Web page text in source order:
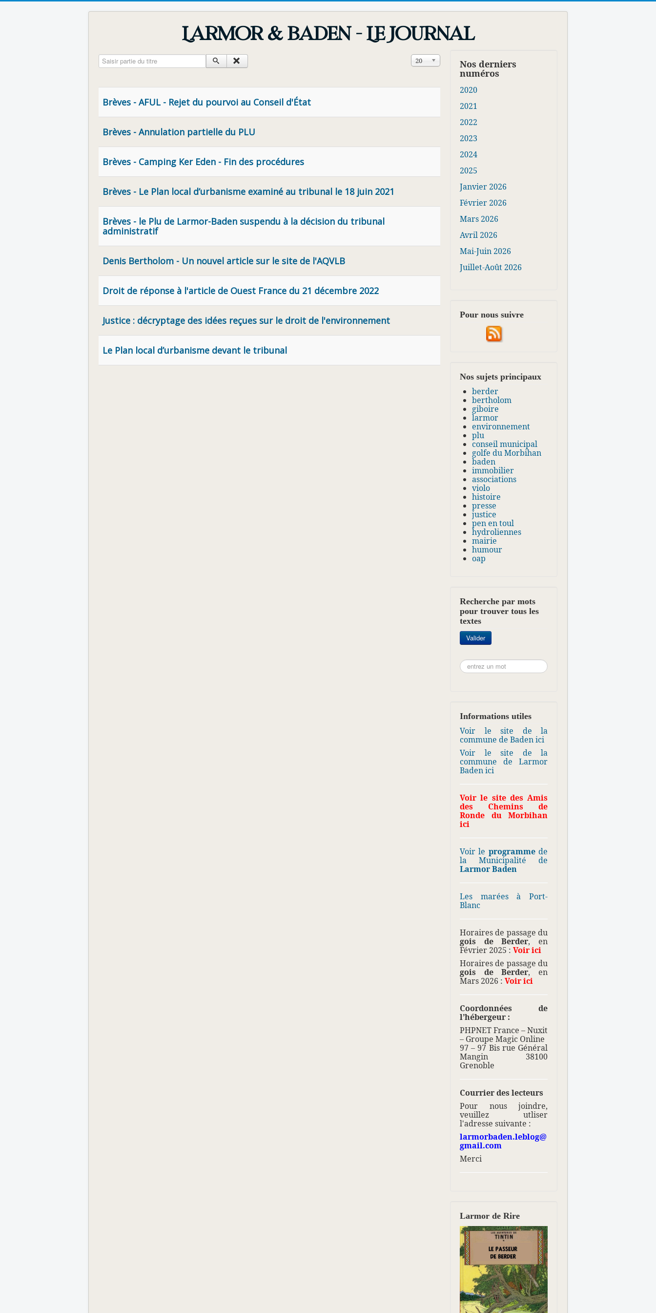
Larmor & Baden - Le Journal
Saisir partie du titre Affichage #
20
Brèves - AFUL - Rejet du pourvoi au Conseil d'État
Brèves - Annulation partielle du PLU
Brèves - Camping Ker Eden - Fin des procédures
Brèves - Le Plan local d’urbanisme examiné au tribunal le 18 juin 2021
Brèves - le Plu de Larmor-Baden suspendu à la décision du tribunal
administratif
Denis Bertholom - Un nouvel article sur le site de l'AQVLB
Droit de réponse à l'article de Ouest France du 21 décembre 2022
Justice : décryptage des idées reçues sur le droit de l'environnement
Le Plan local d’urbanisme devant le tribunal
Nos derniers
numéros
2020
2021
2022
2023
2024
2025
Janvier 2026
Février 2026
Mars 2026
Avril 2026
Mai-Juin 2026
Juillet-Août 2026
Pour nous suivre
Nos sujets principaux
berder
bertholom
giboire
larmor
environnement
plu
conseil municipal
golfe du Morbihan
baden
immobilier
associations
violo
histoire
presse
justice
pen en toul
hydroliennes
mairie
humour
oap
Recherche par mots
pour trouver tous les
textes
Valider
Informations utiles
Voir le site de la
commune de Baden ici
Voir le site de la
commune de Larmor
Baden ici
Voir le site des Amis
des Chemins de
Ronde du Morbihan
ici
Voir le programmede
la Municipalité de
Larmor Baden
Les marées à Port-
Blanc
Horaires de passage du
gois de Berder, en
Février 2025 : Voir ici
Horaires de passage du
gois de Berder, en
Mars 2026 : Voir ici
Coordonnées de
l’hébergeur :
PHPNET France – Nuxit
– Groupe Magic Online
97 – 97 Bis rue Général
Mangin 38100
Grenoble
Courrier des lecteurs
Pour nous joindre,
veuillez utliser
l'adresse suivante :
larmorbaden.leblog@
gmail.com
Merci
Larmor de Rire